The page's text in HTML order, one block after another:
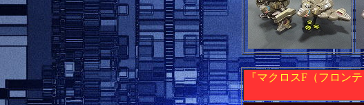
『マクロスF（フロン